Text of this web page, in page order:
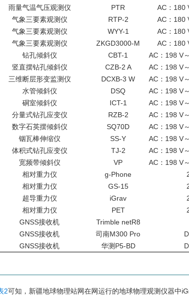
雨量气温气压观测仪
PTR AC：180
气象三要素观测仪
RTP-2 AC：180
气象三要素观测仪
WYY-1 AC：180
气象三要素观测仪
ZKGD3000-M AC：180
钻孔倾斜仪
CBT-1 AC：198 V
竖直摆钻孔倾斜仪
CZB-2 A AC：198 V
三维断层形变监测仪
DCXB-3 W AC：198 V
水管倾斜仪
DSQ AC：198 V
硐室倾斜仪
ICT-1 AC：198 V
分量式钻孔应变仪
RZB-2 AC：198 V
数字石英摆倾斜仪
SQ70D AC：198 V
铟瓦棒伸缩仪
SS-Y AC：198 V
体积式钻孔应变仪
TJ-2 AC：198 V
宽频带倾斜仪
VP AC：198 V
相对重力仪
g-Phone
相对重力仪
GS-15
超导重力仪
iGrav
相对重力仪
PET
GNSS接收机
Trimble netR8
GNSS接收机
司南M300 Pro
GNSS接收机
华测P5-BD
2可知，新疆地球物理站网在网运行的地球物理观测仪器中